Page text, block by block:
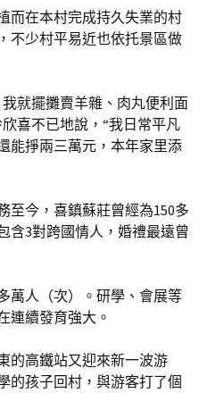
而在本村完成持久失業的村
不少村平易近也依托景區做
就擺攤賣羊雜、肉丸便利面
喜不已地說，“我日常平凡
能掙兩三萬元，本年家里添
至今，喜鎮蘇莊曾經為150多
含3對跨國情人，婚禮最遠曾
萬人（次）。研學、會展等
連續發育強大。
的高鐵站又迎來新一波游
的孩子回村，與游客打了個